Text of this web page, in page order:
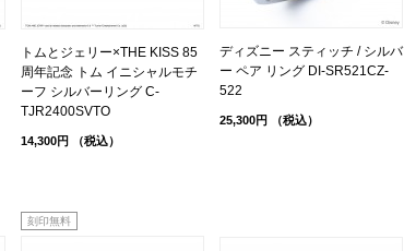
トムとジェリー×THE KISS 85
周年記念 トム イニシャルモチ
ーフ シルバーリング C-
TJR2400SVTO
14,300円 （税込）
ディズニー スティッチ / シルバ
ー ペア リング DI-SR521CZ-
522
25,300円 （税込）
刻印無料